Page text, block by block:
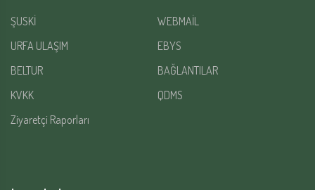
ŞUSKİ
WEBMAİL
URFA ULAŞIM
EBYS
BELTUR
BAĞLANTILAR
KVKK
QDMS
Ziyaretçi Raporları